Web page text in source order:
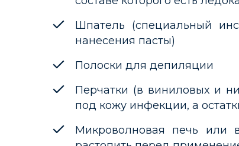
Шпатель (специальный
нанесения пасты)
Полоски для депиляции
Перчатки (в виниловых и
под кожу инфекции, а
Микроволновая печь или